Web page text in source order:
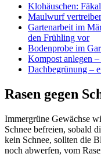
Klohäuschen:
Maulwurf
Gartenarbeit im
den Frühling vor
Bodenprobe im
Kompost anlegen
Dachbegrünung –
Rasen gegen
Immergrüne Gewächse
Schnee befreien, sobald
kein Schnee, sollten die
noch abwerfen, vom